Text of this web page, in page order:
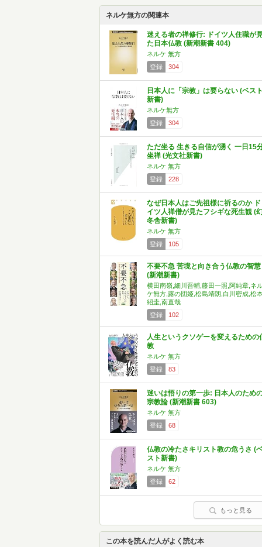
ネルケ無方の関連本
迷える者の禅修行: ドイツ人住職が
た日本仏教 (新潮新書 404)
ネルケ 無方
登録
304
日本人に「宗教」は要らない (ベスト
新書)
ネルケ無方
登録
304
ただ坐る 生きる自信が湧く 一日15
坐禅 (光文社新書)
ネルケ 無方
登録
228
なぜ日本人はご先祖様に祈るのか ド
イツ人禅僧が見たフシギな死生観 (幻
冬舎新書)
ネルケ 無方
登録
105
不要不急 苦境と向き合う仏教の智慧
(新潮新書)
横田南嶺,細川晋輔,藤田一照,阿純章,ネ
ケ無方,露の団姫,松島靖朗,白川密成,松
紹圭,南直哉
登録
102
人生というクソゲーを変えるための
教
ネルケ 無方
登録
83
迷いは悟りの第一歩: 日本人のため
宗教論 (新潮新書 603)
ネルケ 無方
登録
68
仏教の冷たさキリスト教の危うさ (
スト新書)
ネルケ 無方
登録
62
もっと見る
この本を読んだ人がよく読む本